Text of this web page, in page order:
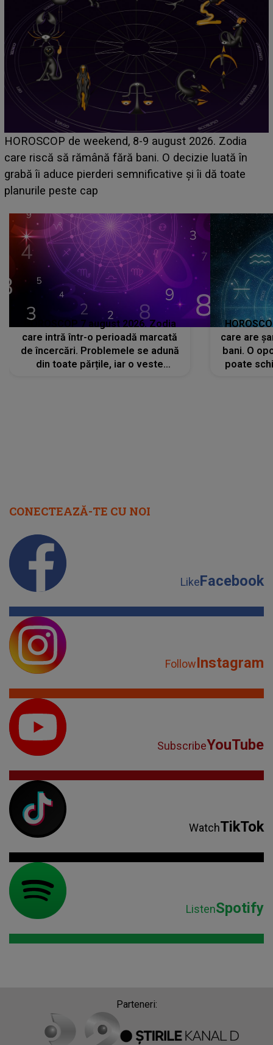
Emanuel a ținut ACEST DETALIU ASCUNS până
acum! În fața Alexandrei, concurentul din Casa Iubirii
face o MĂRTURISIRE NEAȘTEPTATĂ despre mama
sa: "I-am spus și ei în față, eu nu te iubesc pentru
HOROSCOP 7 august 2026. Zodia
care intră într-o perioadă marcată
de încercări. Problemele se adună
din toate părțile, iar o veste
care are
bani. O
poate
CONECTEAZĂ-TE CU NOI
LikeFacebook
FollowInstagram
SubscribeYouTube
WatchTikTok
ListenSpotify
Parteneri: